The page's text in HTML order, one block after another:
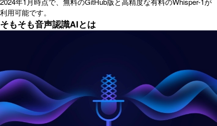
利用可能です。
そもそも音声認識AIとは